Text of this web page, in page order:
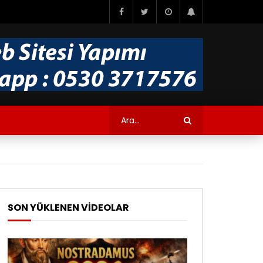
SON YÜKLENEN VİDEOLAR